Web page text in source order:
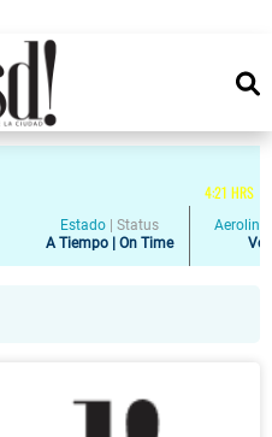
4:21 HRS
Estado
Status
A Tiempo | On Time